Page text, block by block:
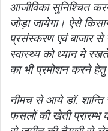
आजीविका सुनिश्चित
जोड़ा जायेगा। ऐसे
प्रसंस्करण एवं बाजार
स्वास्थ्य को ध्यान मे
का भी प्रमोशन करने
नीमच से आये डॉ. शान्ति
फसलों की खेती